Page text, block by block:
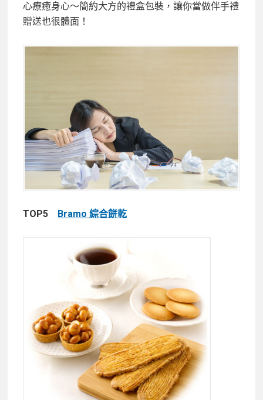
心療癒身心～簡約大方的禮盒包裝，讓你當做伴手禮
贈送也很體面！
TOP5 Bramo 綜合餅乾